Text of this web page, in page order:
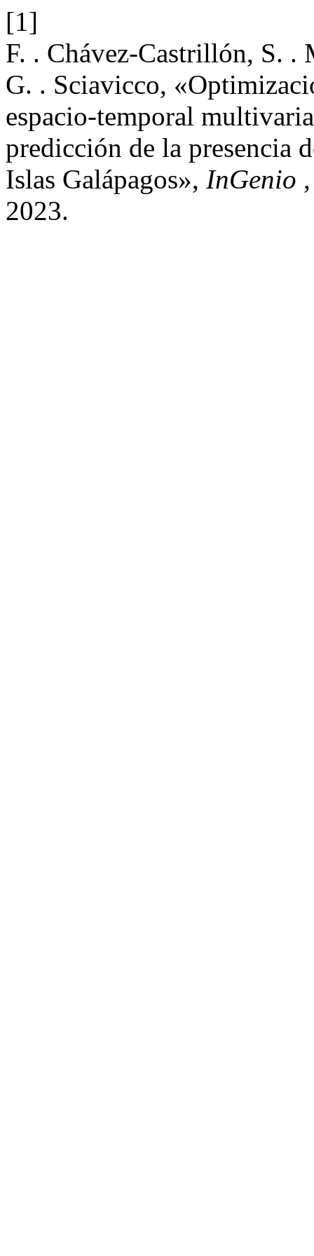
[1]
F. . Chávez-Castrillón, S. .
G. . Sciavicco,
espacio-temporal
predicción de la presencia
Islas Galápagos», InGenio
2023.